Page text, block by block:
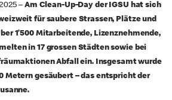
– Am Clean-Up-Day der IGSU hat sich
für saubere Strassen, Plätze und
1’500 Mitarbeitende, Lizenznehmende,
in 17 grossen Städten sowie bei
Abfall ein. Insgesamt wurde
Metern gesäubert – das entspricht der